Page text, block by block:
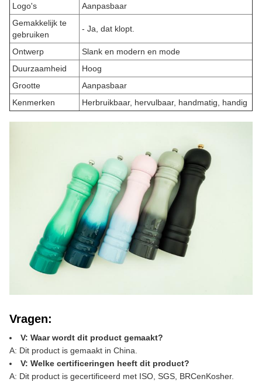
Logo's
Aanpasbaar
Gemakkelijk te
gebruiken
- Ja, dat klopt.
Ontwerp
Slank en modern en mode
Duurzaamheid
Hoog
Grootte
Aanpasbaar
Kenmerken
Herbruikbaar, hervulbaar, handmatig, handig
Vragen:
V: Waar wordt dit product gemaakt?
A: Dit product is gemaakt in China.
V: Welke certificeringen heeft dit product?
A: Dit product is gecertificeerd met ISO, SGS, BRCenKosher.